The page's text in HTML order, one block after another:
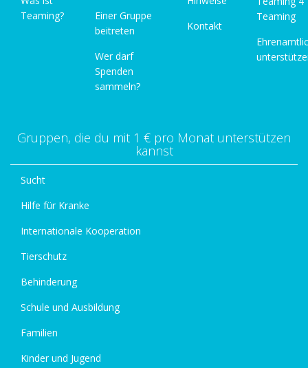
Teaming?
Einer Gruppe
beitreten
Wer darf
Spenden
sammeln?
Kontakt
Teaming
Gruppen, die du mit 1 € pro Monat unterstützen
kannst
Sucht
Hilfe für Kranke
Internationale Kooperation
Tierschutz
Behinderung
Schule und Ausbildung
Familien
Kinder und Jugend